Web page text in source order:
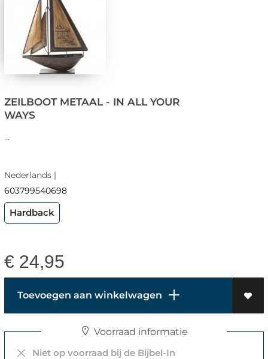
ZEILBOOT METAAL - IN ALL YOUR
WAYS
...
Nederlands |
603799540698
Hardback
€ 24,95
Toevoegen aan winkelwagen
Voorraad informatie
Niet op voorraad bij de Bijbel-In